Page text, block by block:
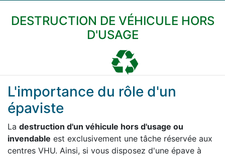
DESTRUCTION DE VÉHICULE HORS
D'USAGE
L'importance du rôle d'un
épaviste
La destruction d'un véhicule hors d'usage ou
invendable est exclusivement une tâche réservée aux
centres VHU. Ainsi, si vous disposez d'une épave à